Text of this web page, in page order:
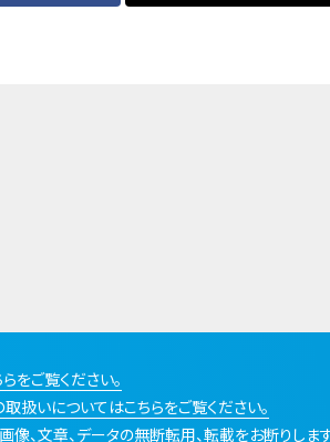
をご覧ください。
扱いについてはこちらをご覧ください。
、文章、データの無断転用、転載をお断りします